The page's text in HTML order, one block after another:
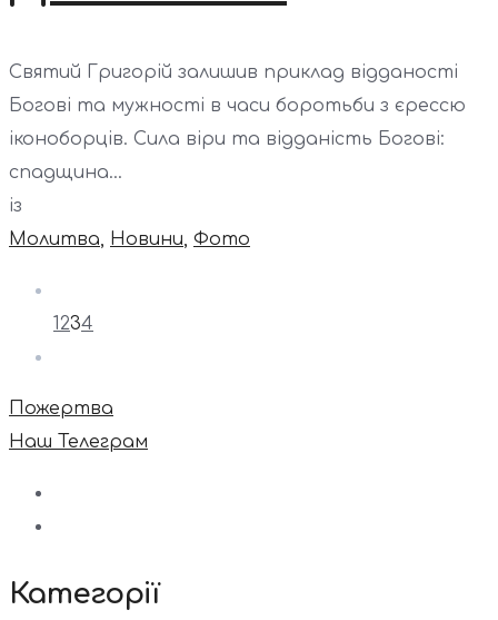
Святий Григорій залишив приклад відданості
Богові та мужності в часи боротьби з єрессю
іконоборців. Сила віри та відданість Богові:
спадщина...
із
Молитва
Новини Фото
1234
Пожертва
Наш Телеграм
Категорії